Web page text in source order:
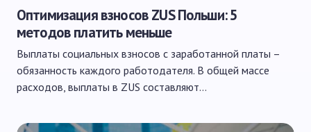
Оптимизация взносов ZUS Польши: 5
методов платить меньше
Выплаты социальных взносов с заработанной платы –
обязанность каждого работодателя. В общей массе
расходов, выплаты в ZUS составляют…